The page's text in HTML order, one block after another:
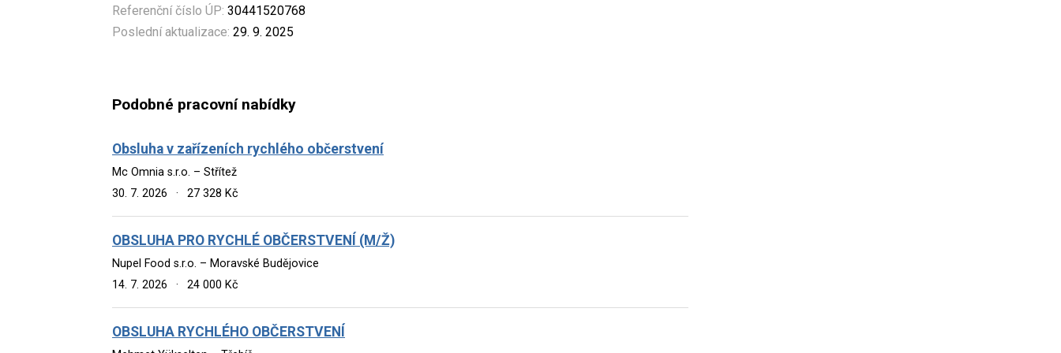
Referenční číslo ÚP: 30441520768
Poslední aktualizace: 29. 9. 2025
Podobné pracovní nabídky
Obsluha v zařízeních rychlého občerstvení
Mc Omnia s.r.o. – Střítež
30. 7. 2026
· 27 328 Kč
OBSLUHA PRO RYCHLÉ OBČERSTVENÍ (M/Ž)
Nupel Food s.r.o. – Moravské Budějovice
14. 7. 2026
· 24 000 Kč
OBSLUHA RYCHLÉHO OBČERSTVENÍ